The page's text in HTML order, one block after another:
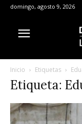
domingo, agosto 9, 2026
Inicio Etiquetas
Etiqueta: